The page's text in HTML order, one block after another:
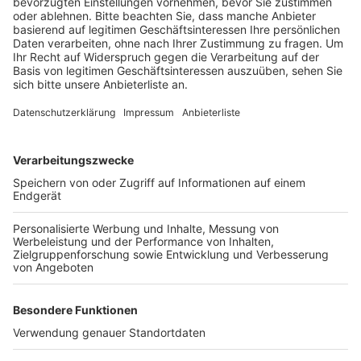
Anzeige
was Sophie gerne isst, wo sich die kleine Haselmaus
Sophienhöhe leben. Die Wanderung über den
Naturerlebnispfad startet um 11 Uhr. Treffpunkt ist
der Wanderparkplatz Sophienhöhe. Wer mit will, der
sollte robuste Schuhe anziehen.
Anzeige